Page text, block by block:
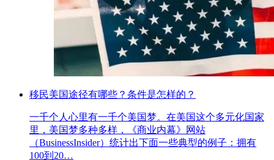
移民美国途径有哪些？条件是怎样的？
一千个人心里有一千个美国梦。在美国这个多元化国家
里，美国梦多种多样，《商业内幕》网站
（BusinessInsider）统计出下面一些典型的例子：拥有
100到20…